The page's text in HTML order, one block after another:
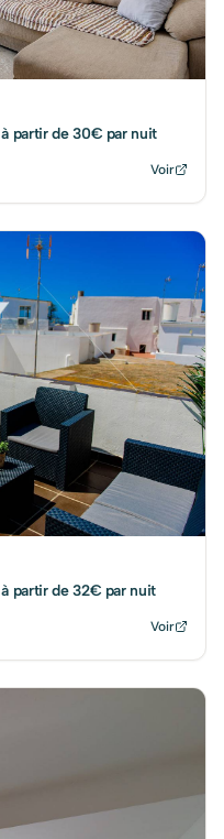
partir de 30€ par nuit
Voir
partir de 32€ par nuit
Voir